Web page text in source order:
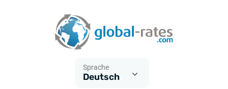
Sprache
Deutsch
Was ist die VPI-Inflation?
Was ist die HVPI-Inflation?
Historische Euribor-Sätze
Historische ESTER-Sätze
Inflationsrechner